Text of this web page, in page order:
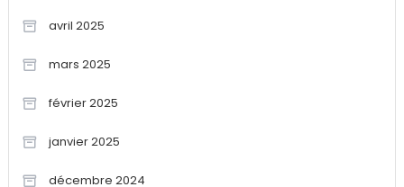
avril 2025
mars 2025
février 2025
janvier 2025
décembre 2024